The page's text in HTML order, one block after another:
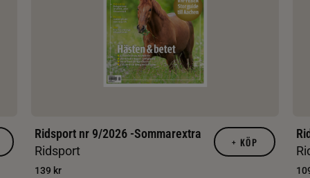
Ridsport nr 9/2026 -Sommarextra
Ridsport
139 kr
+ KÖP